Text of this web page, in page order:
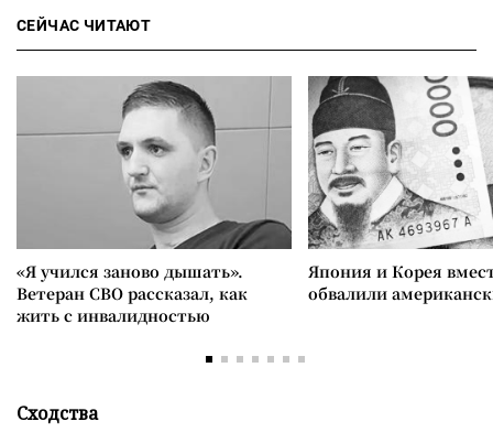
СЕЙЧАС ЧИТАЮТ
«Я учился заново дышать».
Ветеран СВО рассказал, как
жить с инвалидностью
Япония и Корея
обвалили
Сходства